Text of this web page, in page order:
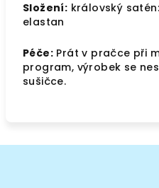
Složení: královský
elastan
Péče: Prát v pračce při
program, výrobek se
sušičce.